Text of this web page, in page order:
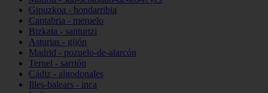
Gipuzkoa - hondarribia
Cantabria - meruelo
Bizkaia - santurtzi
Asturias - gijón
Madrid - pozuelo-de-alarcón
Teruel - sarrión
Cádiz - algodonales
Illes-balears - inca